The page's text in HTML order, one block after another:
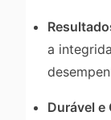
a
Durável e